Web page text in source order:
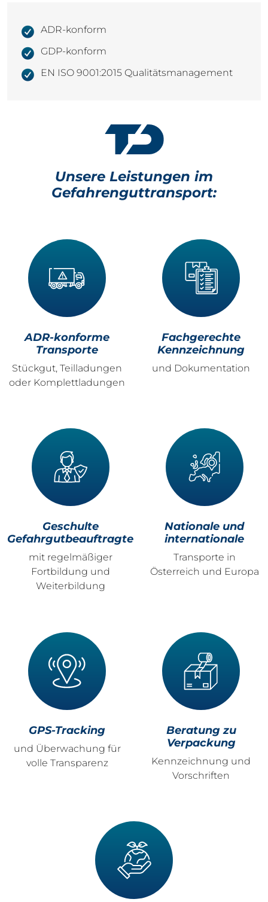
ADR-konform
GDP-konform
EN ISO 9001:2015 Qualitätsmanagement
Unsere Leistungen im
Gefahrenguttransport:
ADR-konforme
Transporte
Stückgut, Teilladungen
oder Komplettladungen
Fachgerechte
Kennzeichnung
und Dokumentation
Geschulte
Gefahrgutbeauftragte
mit regelmäßiger
Fortbildung und
Weiterbildung
Nationale und
internationale
Transporte in
Österreich und Europa
GPS-Tracking
und Überwachung für
volle Transparenz
Beratung zu
Verpackung
Kennzeichnung und
Vorschriften